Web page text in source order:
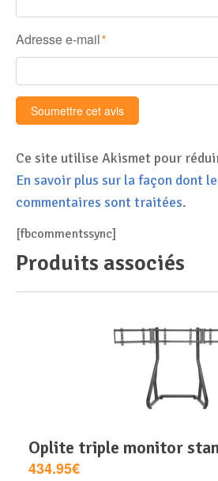
Adresse e-mail *
Ce site utilise Akismet pour
En savoir plus sur la façon dont
commentaires sont traitées.
[fbcommentssync]
Produits associés
oplite triple monitor
434.95€